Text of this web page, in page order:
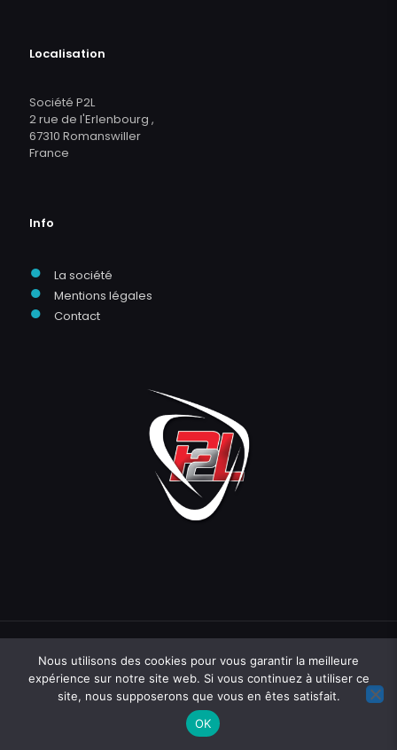
Localisation
Société P2L
2 rue de l'Erlenbourg ,
67310 Romanswiller
France
Info
● La société
● Mentions légales
● Contact
Une création Hopcloud
07 71 81 83 40
contact@hopcloud.fr
Nous utilisons des cookies pour vous garantir la meilleure
expérience sur notre site web. Si vous continuez à utiliser ce
site, nous supposerons que vous en êtes satisfait.
OK